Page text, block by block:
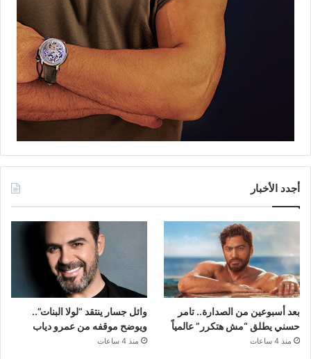
أجدد الأخبار
بعد أسبوعين من الصدارة.. تامر
حسني يطلق “مش هتكرر” عالمياً
منذ 4 ساعات
وائل جسار ينتقد “لولا البنات”..
ويوضح موقفه من عمرو دياب
منذ 4 ساعات